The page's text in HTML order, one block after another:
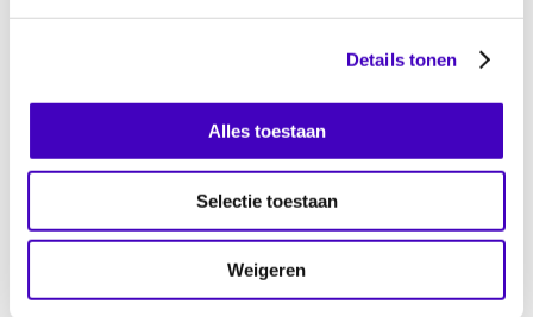
Details tonen
Alles toestaan
Selectie toestaan
Weigeren
het landelijke discriminatiemeldpunt
Discriminatie.nl. Als je contactgegevens
Als mbo-student kun je ook contact